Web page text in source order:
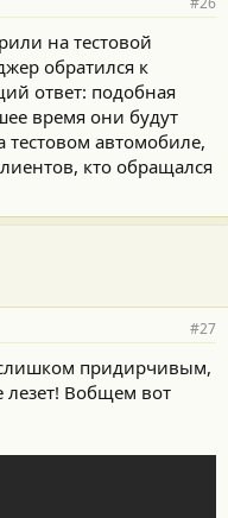
на тестовой
обратился к
ответ: подобная
время они будут
тестовом автомобиле,
кто обращался
#27
слишком придирчивым,
лезет! Вобщем вот